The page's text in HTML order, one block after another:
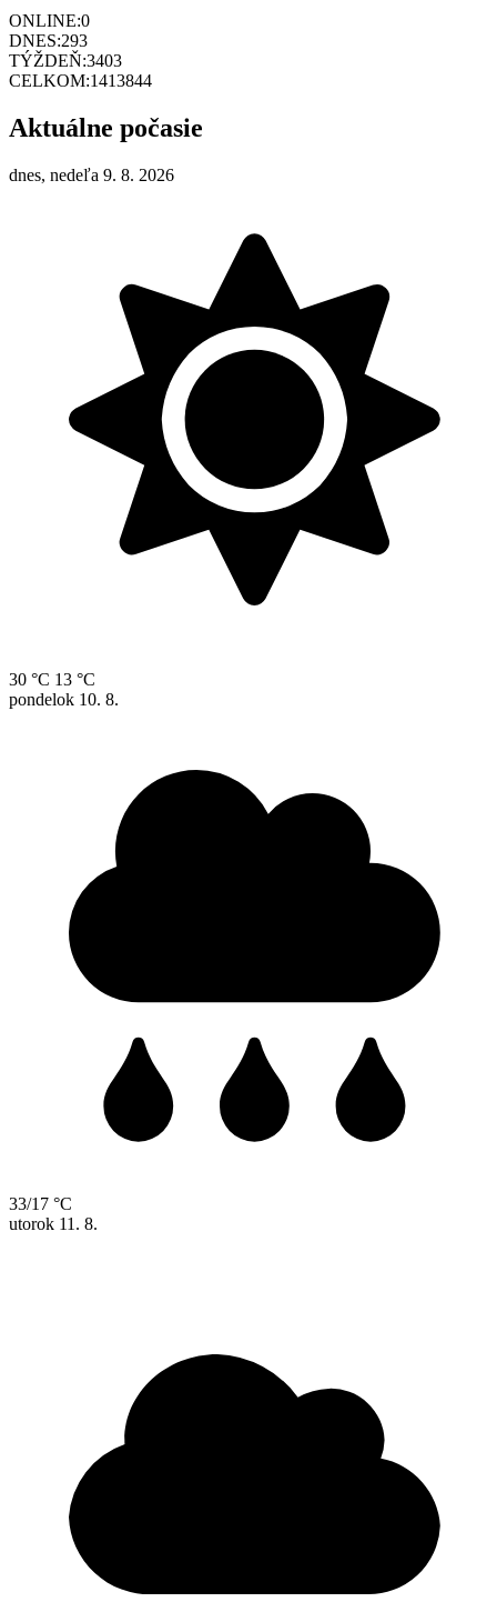
ONLINE:0
DNES:293
TÝŽDEŇ:3403
CELKOM:1413844
Aktuálne počasie
dnes, nedeľa 9. 8. 2026
30 °C 13 °C
pondelok 10. 8.
33/17 °C
utorok 11. 8.